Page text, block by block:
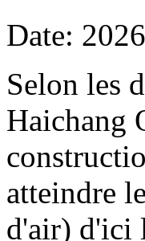
Date:
Selon les
Haichang
atteindre
d'air) d'ici